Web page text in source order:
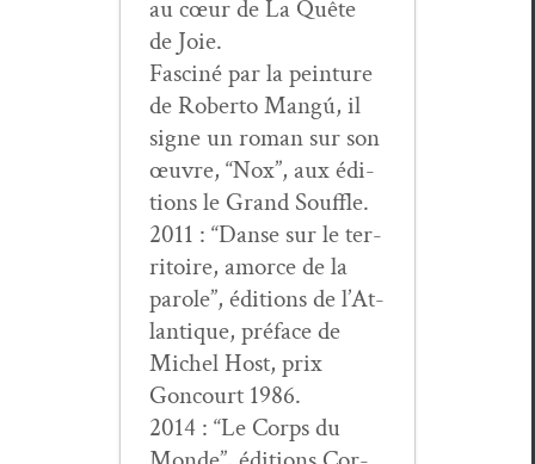
au cœur de La Quête
de Joie.
Fasciné par la pein­ture
de Rober­to Mangú, il
signe un roman sur son
œuvre, “Nox”, aux édi­
tions le Grand Souffle.
2011 : “Danse sur le ter­
ri­toire, amorce de la
parole”, édi­tions de l’At­
lan­tique, pré­face de
Michel Host, prix
Goncourt 1986.
2014 : “Le Corps du